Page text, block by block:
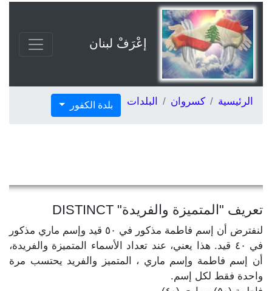
إعْرَفْ لبنان
الرئيسية كسروان البلدات بلدة الكفور
تعريف "المتميزة والفريدة" DISTINCT
لنفترض أن إسم فاطمة مذكور في ٥٠ قيد وإسم ماري مذكور
في ٤٠ قيد. هذا يعني، عند تعداد الأسماء المتميزة والفريدة،
أن إسم فاطمة وإسم ماري ، المتميز والفريد يحتسب مرة
واحدة فقط لكل إسم.